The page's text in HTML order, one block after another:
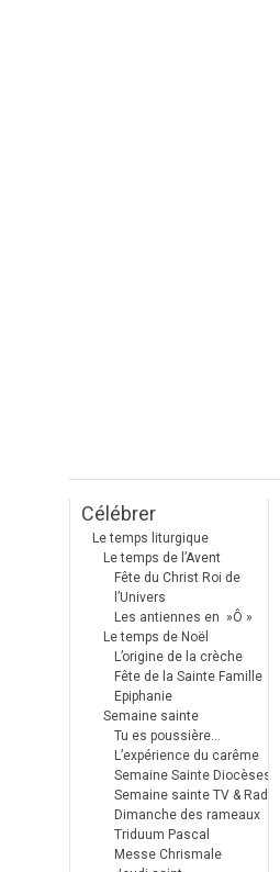
Célébrer
Le temps liturgique
Le temps de l’Avent
Fête du Christ Roi de
l’Univers
Les antiennes en »Ô »
Le temps de Noël
L’origine de la crèche
Fête de la Sainte Famille
Epiphanie
Semaine sainte
Tu es poussière…
L’expérience du carême
Semaine Sainte Diocèses
Semaine sainte TV & Radio
Dimanche des rameaux
Triduum Pascal
Messe Chrismale